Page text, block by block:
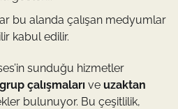
bu alanda çalışan medyumlar
kabul edilir.
sunduğu hizmetler
grup çalışmaları ve uzaktan
bulunuyor. Bu çeşitlilik,